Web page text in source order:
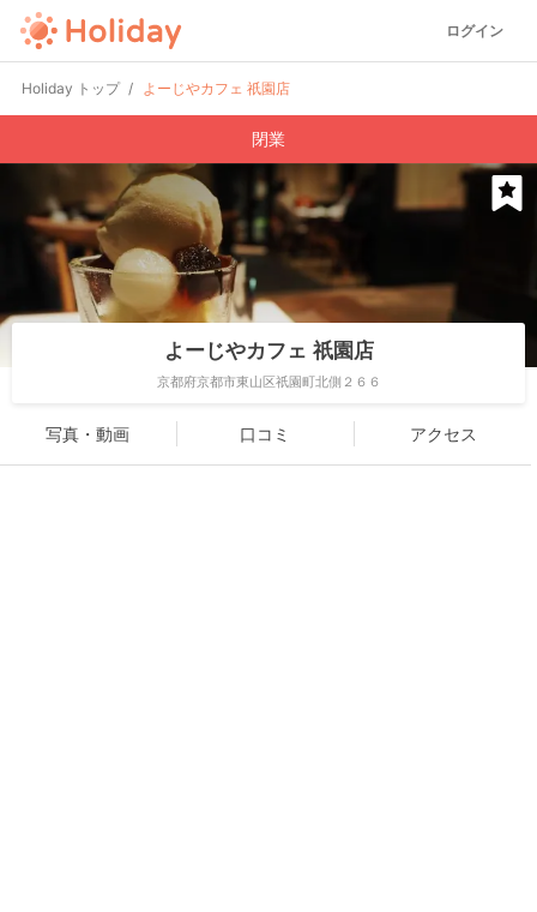
ログイン
Holiday トップ よーじやカフェ 祇園店
閉業
よーじやカフェ 祇園店
京都府京都市東山区祇園町北側２６６
写真・動画 口コミ アクセス